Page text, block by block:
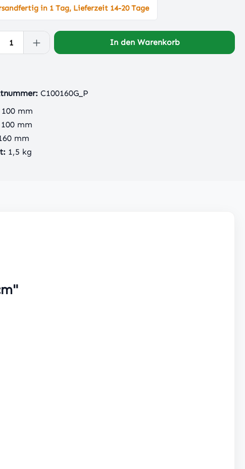
in 1 Tag, Lieferzeit 14-20 Tage
Anzahl: Gib den gewünschten Wert
In den Warenkorb
C100160G_P
100 mm
100 mm
mm
1,5 kg